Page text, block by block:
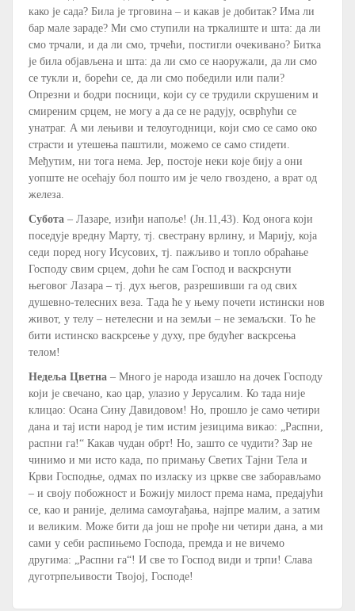
како је сада? Била је трговина – и какав је добитак? Има ли
бар мале зараде? Ми смо ступили на тркалиште и шта: да ли
смо трчали, и да ли смо, трчећи, постигли очекивано? Битка
је била објављена и шта: да ли смо се наоружали, да ли смо
се тукли и, борећи се, да ли смо победили или пали?
Опрезни и бодри посници, који су се трудили скрушеним и
смиреним срцем, не могу а да се не радују, осврћући се
унатраг. А ми лењиви и телоугодници, који смо се само око
страсти и утешења паштили, можемо се само стидети.
Међутим, ни тога нема. Јер, постоје неки које бију а они
уопште не осећају бол пошто им је чело гвоздено, а врат од
железа.
Субота – Лазаре, изиђи напоље! (Јн.11,43). Код онога који
поседује вредну Марту, тј. свестрану врлину, и Марију, која
седи поред ногу Исусових, тј. пажљиво и топло обраћање
Господу свим срцем, доћи ће сам Господ и васкрснути
његовог Лазара – тј. дух његов, разрешивши га од свих
душевно-телесних веза. Тада ће у њему почети истински нов
живот, у телу – нетелесни и на земљи – не земаљски. То ће
бити истинско васкрсење у духу, пре будућег васкрсења
телом!
Недеља Цветна – Много је народа изашло на дочек Господу
који је свечано, као цар, улазио у Јерусалим. Ко тада није
клицао: Осана Сину Давидовом! Но, прошло је само четири
дана и тај исти народ је тим истим језицима викао: „Распни,
распни га!“ Какав чудан обрт! Но, зашто се чудити? Зар не
чинимо и ми исто када, по примању Светих Тајни Тела и
Крви Господње, одмах по изласку из цркве све заборављамо
– и своју побожност и Божију милост према нама, предајући
се, као и раније, делима самоугађања, најпре малим, а затим
и великим. Може бити да још не прође ни четири дана, а ми
сами у себи распињемо Господа, премда и не вичемо
другима: „Распни га“! И све то Господ види и трпи! Слава
дуготрпељивости Твојој, Господе!